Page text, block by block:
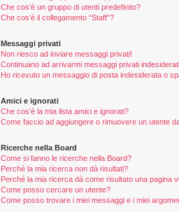
Che cos’è un gruppo di utenti predefinito?
Che cos’è il collegamento “Staff”?
Messaggi privati
Non riesco ad inviare messaggi privati!
Continuano ad arrivarmi messaggi privati
Ho ricevuto un messaggio di posta indesiderata o
Amici e ignorati
Che cos’è la mia lista amici e ignorati?
Come faccio ad aggiungere o rimuovere un utente
Ricerche nella Board
Come si fanno le ricerche nella Board?
Perché la mia ricerca non dà risultati?
Perché la mia ricerca dà come risultato una pagina
Come posso cercare un utente?
Come posso trovare i miei messaggi e i miei